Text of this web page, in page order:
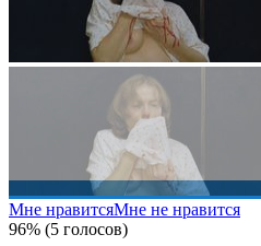
Мне нравитсяМне не нравится
96% (5 голосов)